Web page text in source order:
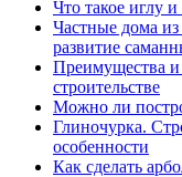
Что такое иглу
Частные дома
развитие
Преимущества и
строительстве
Можно ли
Глиночурка.
особенности
Как сделать